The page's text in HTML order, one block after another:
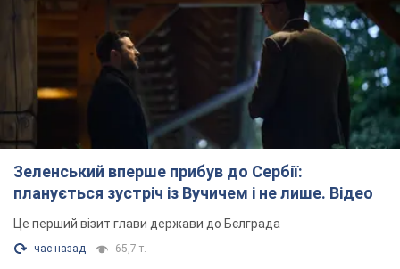
Зеленський вперше прибув до Сербії:
планується зустріч із Вучичем і не лише. Відео
Це перший візит глави держави до Бєлграда
час назад 65,7 т.